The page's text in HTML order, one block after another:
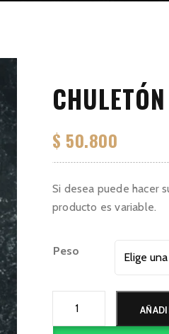
$ 50.800
Si desea puede hacer
producto es variable.
Peso